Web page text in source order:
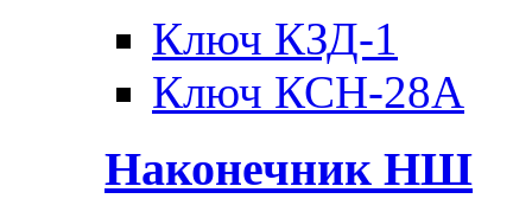
Ключ КЗД-1
Ключ КСН-28А
Наконечник НШ